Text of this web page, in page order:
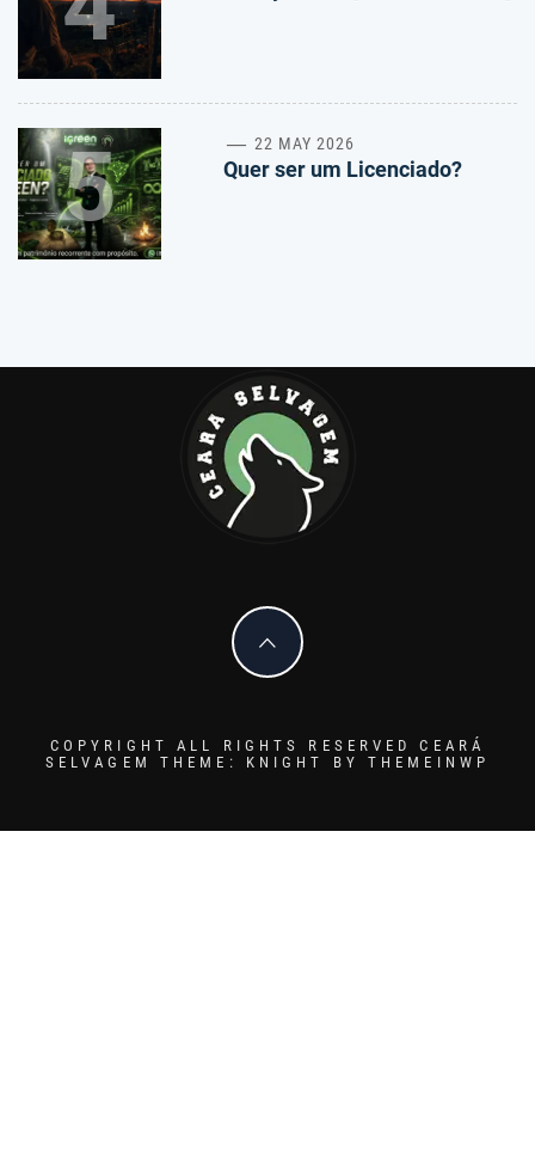
5 22 MAY 2026
Quer ser um Licenciado?
COPYRIGHT ALL RIGHTS RESERVED CEARÁ
SELVAGEM THEME: KNIGHT BYTHEMEINWP